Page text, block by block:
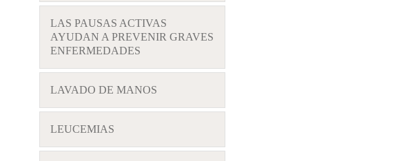
LAS PAUSAS ACTIVAS
AYUDAN A PREVENIR GRAVES
ENFERMEDADES
LAVADO DE MANOS
LEUCEMIAS